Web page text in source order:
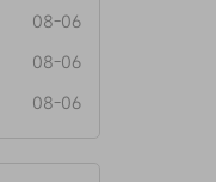
08-06
08-06
08-06